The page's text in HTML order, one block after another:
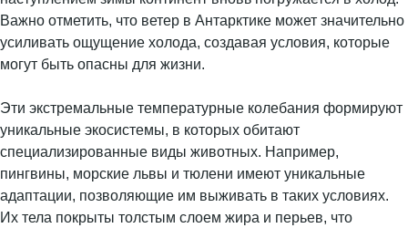
Важно отметить, что ветер в Антарктике может значительно
усиливать ощущение холода, создавая условия, которые
могут быть опасны для жизни.
Эти экстремальные температурные колебания формируют
уникальные экосистемы, в которых обитают
специализированные виды животных. Например,
пингвины, морские львы и тюлени имеют уникальные
адаптации, позволяющие им выживать в таких условиях.
Их тела покрыты толстым слоем жира и перьев, что